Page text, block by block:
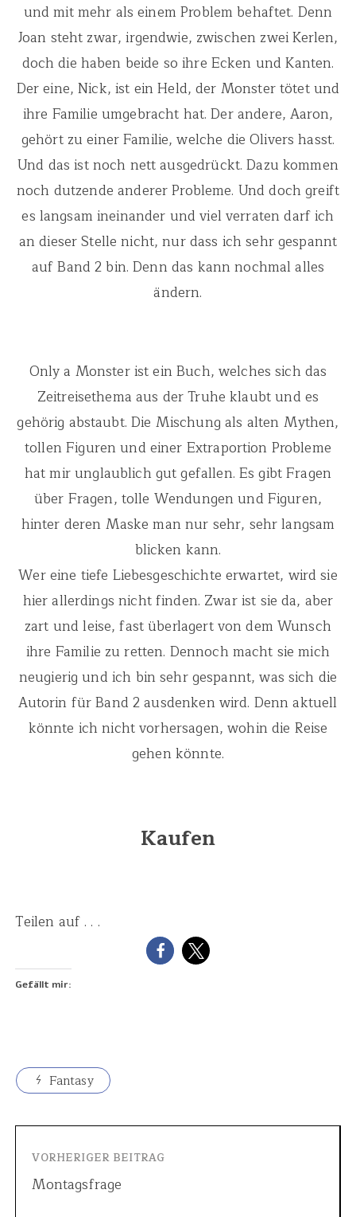
und mit mehr als einem Problem behaftet. Denn
Joan steht zwar, irgendwie, zwischen zwei Kerlen,
doch die haben beide so ihre Ecken und Kanten.
Der eine, Nick, ist ein Held, der Monster tötet und
ihre Familie umgebracht hat. Der andere, Aaron,
gehört zu einer Familie, welche die Olivers hasst.
Und das ist noch nett ausgedrückt. Dazu kommen
noch dutzende anderer Probleme. Und doch greift
es langsam ineinander und viel verraten darf ich
an dieser Stelle nicht, nur dass ich sehr gespannt
auf Band 2 bin. Denn das kann nochmal alles
ändern.
Only a Monster ist ein Buch, welches sich das
Zeitreisethema aus der Truhe klaubt und es
gehörig abstaubt. Die Mischung als alten Mythen,
tollen Figuren und einer Extraportion Probleme
hat mir unglaublich gut gefallen. Es gibt Fragen
über Fragen, tolle Wendungen und Figuren,
hinter deren Maske man nur sehr, sehr langsam
blicken kann.
Wer eine tiefe Liebesgeschichte erwartet, wird sie
hier allerdings nicht finden. Zwar ist sie da, aber
zart und leise, fast überlagert von dem Wunsch
ihre Familie zu retten. Dennoch macht sie mich
neugierig und ich bin sehr gespannt, was sich die
Autorin für Band 2 ausdenken wird. Denn aktuell
könnte ich nicht vorhersagen, wohin die Reise
gehen könnte.
Kaufen
Teilen auf . . .
Gefällt mir:
Fantasy
VORHERIGER BEITRAG
Montagsfrage